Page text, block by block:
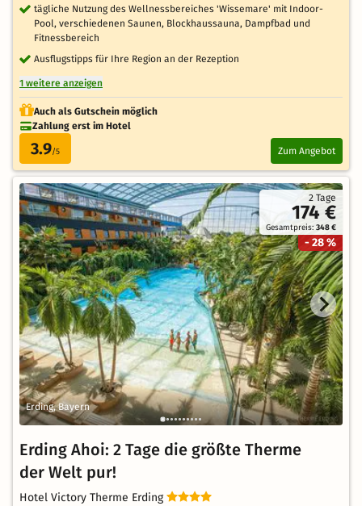
tägliche Nutzung des Wellnessbereiches 'Wissemare' mit Indoor-
Pool, verschiedenen Saunen, Blockhaussauna, Dampfbad und
Fitnessbereich
Ausflugstipps für Ihre Region an der Rezeption
1 weitere anzeigen
Auch als Gutschein möglich
Zahlung erst im Hotel
3.9/5 Zum Angebot
2 Tage
174 €
Gesamtpreis: 348 €
- 28 %
Erding, Bayern
Erding Ahoi: 2 Tage die größte Therme
der Welt pur!
Hotel Victory Therme Erding